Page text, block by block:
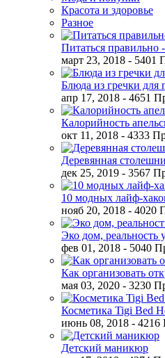
Красота и здоровье
Разное
Питаться правильно
март 23, 2018 - 5401
Блюда из гречки для
апр 17, 2018 - 4651
Калорийность
окт 11, 2018 - 4333
Деревянная
дек 25, 2019 - 3567
10 модных лайф-
нояб 20, 2018 - 4020
Эко дом, реальность
фев 01, 2018 - 5040
Как организовать
мая 03, 2020 - 3230
Косметика Tigi Bed
июнь 08, 2018 - 4216
Детский маникюр